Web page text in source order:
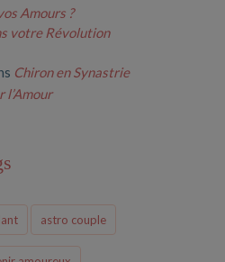
Amours ?
votre Révolution
Chiron en Synastrie
l’Amour
astro couple